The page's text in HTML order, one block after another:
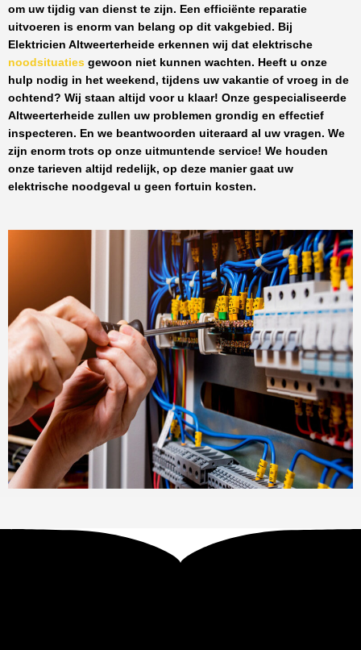
om uw tijdig van dienst te zijn. Een efficiënte reparatie
uitvoeren is enorm van belang op dit vakgebied. Bij
Elektricien Altweerterheide erkennen wij dat elektrische
noodsituaties gewoon niet kunnen wachten. Heeft u onze
hulp nodig in het weekend, tijdens uw vakantie of vroeg in de
ochtend? Wij staan altijd voor u klaar! Onze gespecialiseerde
Altweerterheide zullen uw problemen grondig en effectief
inspecteren. En we beantwoorden uiteraard al uw vragen. We
zijn enorm trots op onze uitmuntende service! We houden
onze tarieven altijd redelijk, op deze manier gaat uw
elektrische noodgeval u geen fortuin kosten.